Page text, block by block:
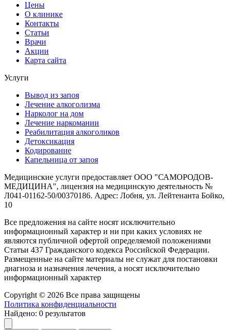
Цены
О клинике
Контакты
Статьи
Врачи
Акции
Карта сайта
Услуги
Вывод из запоя
Лечение алкоголизма
Нарколог на дом
Лечение наркомании
Реабилитация алкоголиков
Детоксикация
Кодирование
Капельница от запоя
Медицинские услуги предоставляет ООО "САМОРОДОВ-
МЕДИЦИНА", лицензия на медицинскую деятельность №
Л041-01162-50/00370186. Адрес: Лобня, ул. Лейтенанта Бойко,
10
Все предложения на сайте носят исключительно
информационный характер и ни при каких условиях не
являются публичной офертой определяемой положениями
Статьи 437 Гражданского кодекса Российской Федерации.
Размещенные на сайте материалы не служат для постановки
диагноза и назначения лечения, а носят исключительно
информационный характер
Copyright © 2026 Все права защищены
Политика конфиденциальности
Найдено: 0 результатов